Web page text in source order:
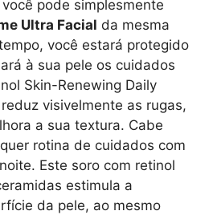
pode simplesmente
Ultra Facial da mesma
você estará protegido
à sua pele os cuidados
Skin-Renewing Daily
visivelmente as rugas,
a sua textura. Cabe
rotina de cuidados com
Este soro com retinol
estimula a
da pele, ao mesmo